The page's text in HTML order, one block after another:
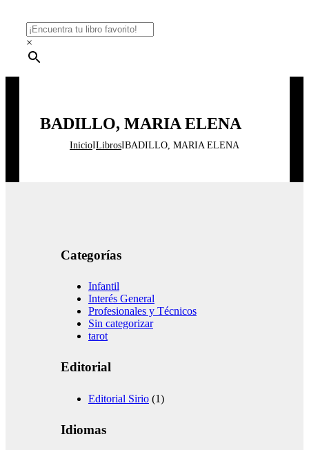
×
BADILLO, MARIA ELENA
InicioILibrosIBADILLO, MARIA ELENA
Categorías
Infantil
Interés General
Profesionales y Técnicos
Sin categorizar
tarot
Editorial
Editorial Sirio (1)
Idiomas